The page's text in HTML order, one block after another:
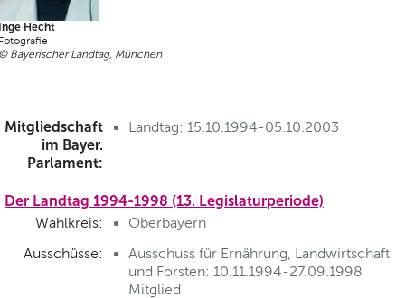
Hecht
Bayerischer Landtag, München
Mitgliedschaft
im Bayer.
Parlament:
Landtag: 15.10.1994-05.10.2003
Der Landtag 1994-1998 (13. Legislaturperiode)
Wahlkreis:
Oberbayern
Ausschüsse:
Ausschuss für Ernährung, Landwirtschaft
und Forsten: 10.11.1994-27.09.1998
Mitglied